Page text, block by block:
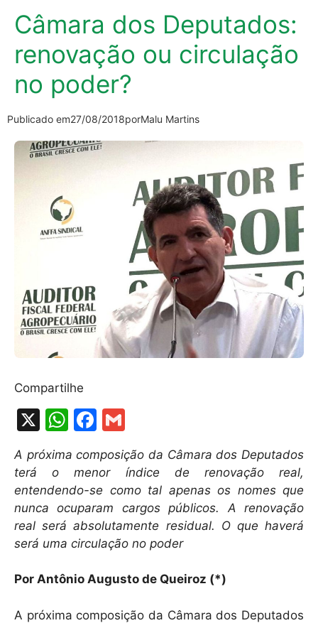
Câmara dos Deputados:
renovação ou circulação
no poder?
Publicado em27/08/2018porMalu Martins
Compartilhe
X
W
at
s
A
p
p
F
c
e
b
o
o
k
m
ai
l
A próxima composição da Câmara dos Deputados
terá o menor índice de renovação real,
entendendo-se como tal apenas os nomes que
nunca ocuparam cargos públicos. A renovação
real será absolutamente residual. O que haverá
será uma circulação no poder
Por Antônio Augusto de Queiroz (*)
A próxima composição da Câmara dos Deputados